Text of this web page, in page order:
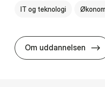
IT og teknologi
Om uddannelsen